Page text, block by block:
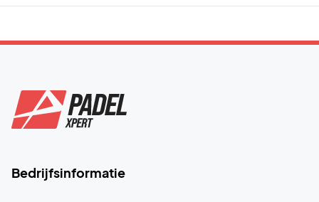
Bedrijfsinformatie